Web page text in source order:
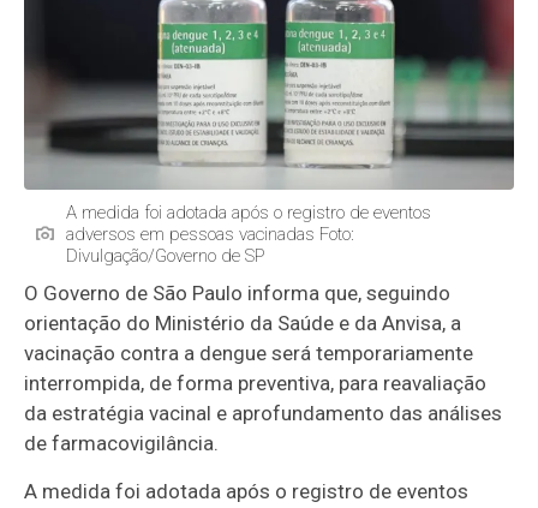
A medida foi adotada após o registro de eventos
adversos em pessoas vacinadas Foto:
Divulgação/Governo de SP
O Governo de São Paulo informa que, seguindo
orientação do Ministério da Saúde e da Anvisa, a
vacinação contra a dengue será temporariamente
interrompida, de forma preventiva, para reavaliação
da estratégia vacinal e aprofundamento das análises
de farmacovigilância.
A medida foi adotada após o registro de eventos